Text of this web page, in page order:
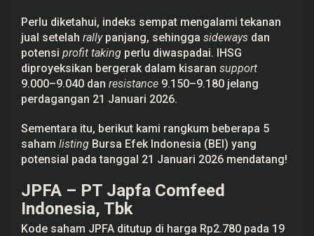
i
k
p
a
d
a
2
1
n
u
Perlu diketahui, indeks sempat mengalami tekanan
jual setelah rallypanjang, sehingga sideways dan
potensi profit taking perlu diwaspadai. IHSG
diproyeksikan bergerak dalam kisaran support
9.000–9.040 dan resistance 9.150–9.180 jelang
perdagangan 21 Januari 2026.
Sementara itu, berikut kami rangkum beberapa 5
saham listing Bursa Efek Indonesia (BEI) yang
potensial pada tanggal 21 Januari 2026 mendatang!
JPFA – PT Japfa Comfeed
Indonesia, Tbk
Kode saham JPFA ditutup di harga Rp2.780 pada 19